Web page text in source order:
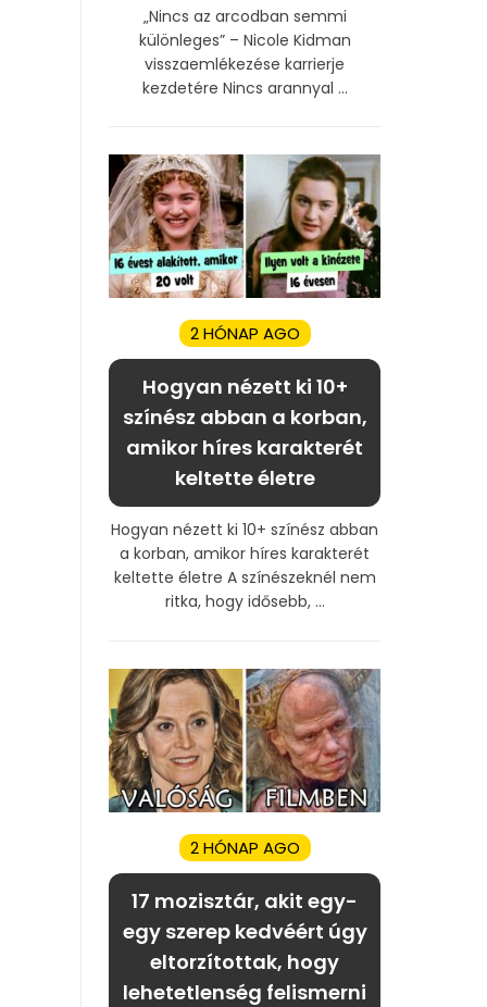
„Nincs az arcodban semmi
különleges” – Nicole Kidman
visszaemlékezése karrierje
kezdetére Nincs arannyal ...
2 HÓNAP AGO
Hogyan nézett ki 10+
színész abban a korban,
amikor híres karakterét
keltette életre
Hogyan nézett ki 10+ színész abban
a korban, amikor híres karakterét
keltette életre A színészeknél nem
ritka, hogy idősebb, ...
2 HÓNAP AGO
17 mozisztár, akit egy-
egy szerep kedvéért úgy
eltorzítottak, hogy
lehetetlenség felismerni